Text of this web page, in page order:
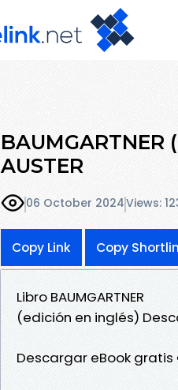
AUSTER
06 October 2024Views:
Copy Link Copy
Libro BAUMGARTNER
(edición en inglés)
Descargar eBook